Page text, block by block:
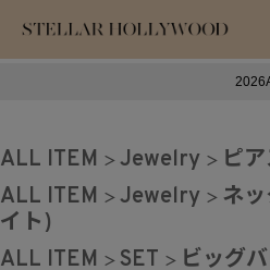
#スタッフイチ押し（通
ALL ITEM Jewelry ピ
ALL ITEM
Jewelry ネ
イト)
ALL ITEM
SET ビッグ